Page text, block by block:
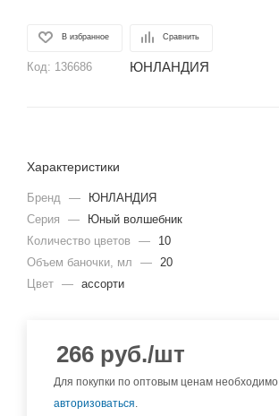
В избранное Сравнить
Код: 136686 ЮНЛАНДИЯ
Характеристики
Бренд —
ЮНЛАНДИЯ
Серия
—
Юный волшебник
Количество цветов
—
10
Объем баночки, мл
— 20
Цвет — ассорти
266 руб./шт
Для покупки по оптовым ценам необходимо
авторизоваться.